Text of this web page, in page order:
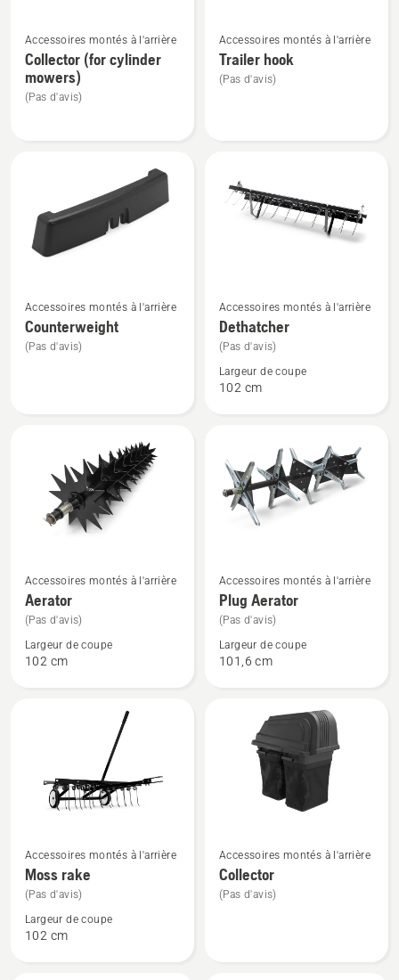
plus
de
détails
sur
Accessoires montés à l'arrière
Collector (for cylinder
mowers)
(Pas d'avis)
plus
détails
Accessoires montés à l'arrière
Trailer hook
(Pas d'avis)
plus
de
détails
Accessoires montés à l'arrière
Counterweight
(Pas d'avis)
plus
de
détails
sur
Accessoires montés à l'arrière
Dethatcher
(Pas d'avis)
Largeur de coupe
102 cm
plus
de
détails
sur
Accessoires montés à l'arrière
Aerator
(Pas d'avis)
Largeur de coupe
102 cm
plus
de
détails
sur
Accessoires montés à l'arrière
Plug Aerator
(Pas d'avis)
Largeur de coupe
101,6 cm
plus
de
détails
sur
Accessoires montés à l'arrière
Moss rake
(Pas d'avis)
Largeur de coupe
102 cm
plus
de
détails
Accessoires montés à l'arrière
Collector
(Pas d'avis)